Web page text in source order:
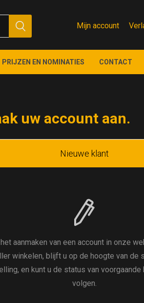
Mijn account
PRIJZEN EN NOMINATIES CONTACT
uw account aan.
Nieuwe klant
aanmaken van een account in onze
winkelen, blijft u op de hoogte van de
en kunt u de status van
volgen.